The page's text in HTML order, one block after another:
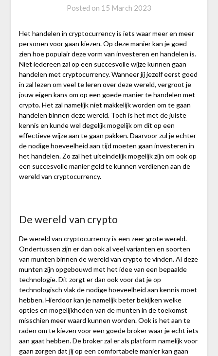
Posted on 15 March 2023
Het handelen in cryptocurrency is iets waar meer en meer
personen voor gaan kiezen. Op deze manier kan je goed
zien hoe populair deze vorm van investeren en handelen is.
Niet iedereen zal op een succesvolle wijze kunnen gaan
handelen met cryptocurrency. Wanneer jij jezelf eerst goed
in zal lezen om veel te leren over deze wereld, vergroot je
jouw eigen kans om op een goede manier te handelen met
crypto. Het zal namelijk niet makkelijk worden om te gaan
handelen binnen deze wereld. Toch is het met de juiste
kennis en kunde wel degelijk mogelijk om dit op een
effectieve wijze aan te gaan pakken. Daarvoor zul je echter
de nodige hoeveelheid aan tijd moeten gaan investeren in
het handelen. Zo zal het uiteindelijk mogelijk zijn om ook op
een succesvolle manier geld te kunnen verdienen aan de
wereld van cryptocurrency.
De wereld van crypto
De wereld van cryptocurrency is een zeer grote wereld.
Ondertussen zijn er dan ook al veel varianten en soorten
van munten binnen de wereld van crypto te vinden. Al deze
munten zijn opgebouwd met het idee van een bepaalde
technologie. Dit zorgt er dan ook voor dat je op
technologisch vlak de nodige hoeveelheid aan kennis moet
hebben. Hierdoor kan je namelijk beter bekijken welke
opties en mogelijkheden van de munten in de toekomst
misschien meer waard kunnen worden. Ook is het aan te
raden om te kiezen voor een goede broker waar je echt iets
aan gaat hebben. De broker zal er als platform namelijk voor
gaan zorgen dat jij op een comfortabele manier kan gaan